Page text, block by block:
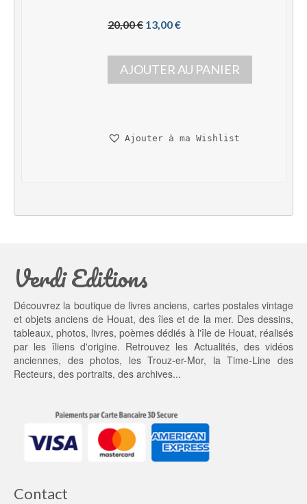
20,00 € L
p
r
i
i
é
t :
0,
0
0 €.
13,00 €L
p
r
i
t
s
AJOUTER AU PANIER
Ajouter à ma Wishlist
Verdi Editions
Découvrez la boutique de livres anciens, cartes postales vintage
et objets anciens de Houat, des îles et de la mer. Des dessins,
tableaux, photos, livres, poèmes dédiés à l'île de Houat, réalisés
par les îliens d'origine. Retrouvez les Actualités, des vidéos
anciennes, desphotos, lesTrouz-er-Mor, laTime-Line des
Recteurs, des portraits, des archives...
Contact